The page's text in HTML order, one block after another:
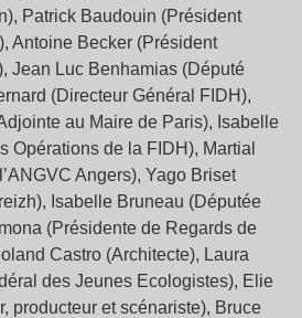
Patrick Baudouin (Président
Antoine Becker (Président
Jean Luc Benhamias (Député
(Directeur Général FIDH),
au Maire de Paris), Isabelle
Opérations de la FIDH), Martial
Angers), Yago Briset
Isabelle Bruneau (Députée
(Présidente de Regards de
Castro (Architecte), Laura
des Jeunes Ecologistes), Elie
producteur et scénariste), Bruce